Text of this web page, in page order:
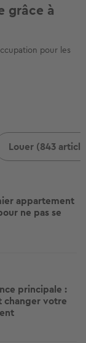
grâce à
pour les
Louer (843
appartement
ne pas se
principale :
changer votre